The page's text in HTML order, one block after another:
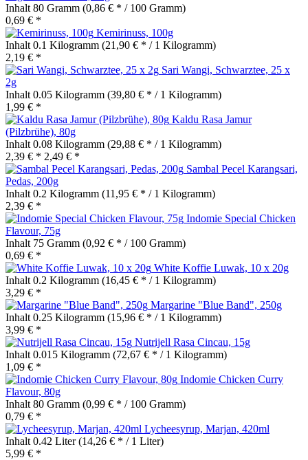
Inhalt 80 Gramm (0,86 € * / 100 Gramm)
0,69 € *
Kemirinuss, 100g
Inhalt 0.1 Kilogramm (21,90 € * / 1 Kilogramm)
2,19 € *
Sari Wangi, Schwarztee, 25 x
2g
Inhalt 0.05 Kilogramm (39,80 € * / 1 Kilogramm)
1,99 € *
Kaldu Rasa Jamur
(Pilzbrühe), 80g
Inhalt 0.08 Kilogramm (29,88 € * / 1 Kilogramm)
2,39 € * 2,49 € *
Sambal Pecel Karangsari,
Pedas, 200g
Inhalt 0.2 Kilogramm (11,95 € * / 1 Kilogramm)
2,39 € *
Indomie Special Chicken
Flavour, 75g
Inhalt 75 Gramm (0,92 € * / 100 Gramm)
0,69 € *
White Koffie Luwak, 10 x 20g
Inhalt 0.2 Kilogramm (16,45 € * / 1 Kilogramm)
3,29 € *
Margarine "Blue Band", 250g
Inhalt 0.25 Kilogramm (15,96 € * / 1 Kilogramm)
3,99 € *
Nutrijell Rasa Cincau, 15g
Inhalt 0.015 Kilogramm (72,67 € * / 1 Kilogramm)
1,09 € *
Indomie Chicken Curry
Flavour, 80g
Inhalt 80 Gramm (0,99 € * / 100 Gramm)
0,79 € *
Lycheesyrup, Marjan, 420ml
Inhalt 0.42 Liter(14,26 € * / 1 Liter)
5,99 € *